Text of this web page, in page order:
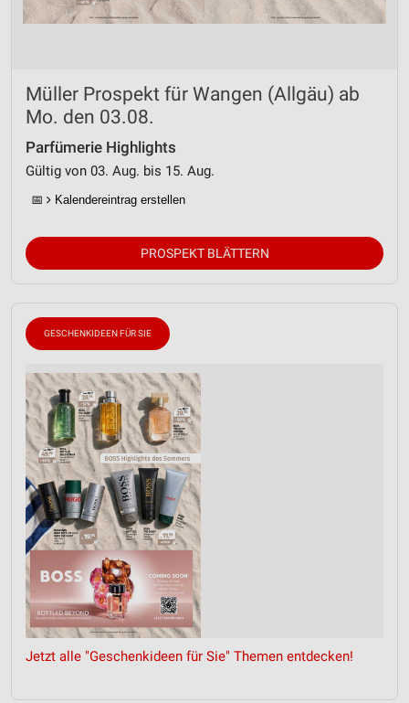
Müller Prospekt für Wangen (Allgäu) ab
Mo. den 03.08.
Parfümerie Highlights
Gültig von 03. Aug. bis 15. Aug.
📅 Kalendereintrag erstellen
PROSPEKT BLÄTTERN
GESCHENKIDEEN FÜR SIE
Jetzt alle "Geschenkideen für Sie" Themen entdecken!